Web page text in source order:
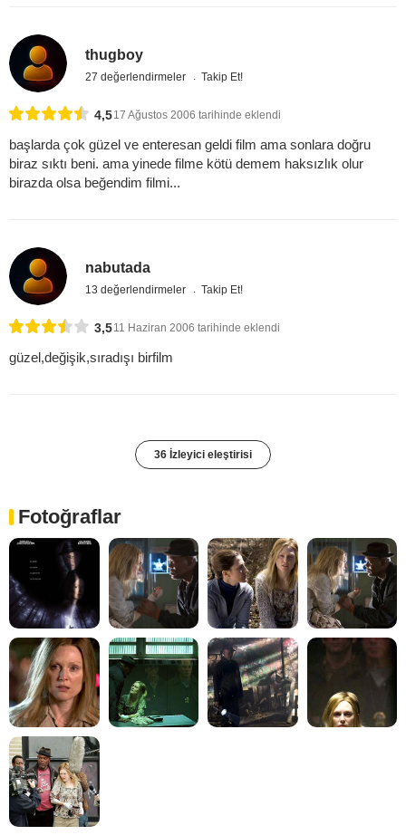
thugboy
27 değerlendirmeler Takip Et!
4,517 Ağustos 2006 tarihinde eklendi
başlarda çok güzel ve enteresan geldi film ama sonlara doğru
biraz sıktı beni. ama yinede filme kötü demem haksızlık olur
birazda olsa beğendim filmi...
nabutada
13 değerlendirmeler Takip Et!
3,511 Haziran 2006 tarihinde eklendi
güzel,değişik,sıradışı birfilm
36 İzleyici eleştirisi
Fotoğraflar